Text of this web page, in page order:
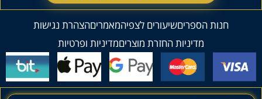
חנות הספריםשיעורים לצפיהמאמריםהצהרת נגישות
מדיניות החזרת מוצריםמדיניות ופרטיות